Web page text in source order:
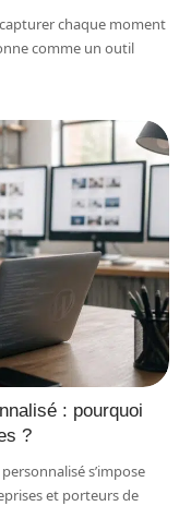
chaque moment
comme un outil
: pourquoi
?
s’impose
et porteurs de